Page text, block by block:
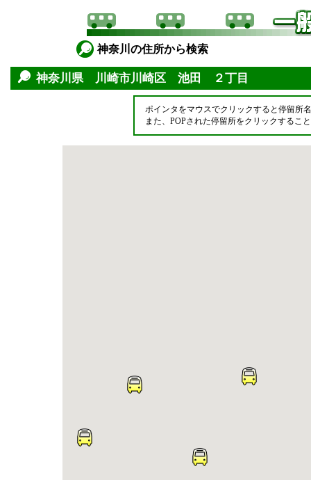
神奈川の住所から検索
神奈川県 川崎市川崎区 池田 ２丁目
ポインタをマウスでクリックすると停留所
また、POPされた停留所をクリックするこ